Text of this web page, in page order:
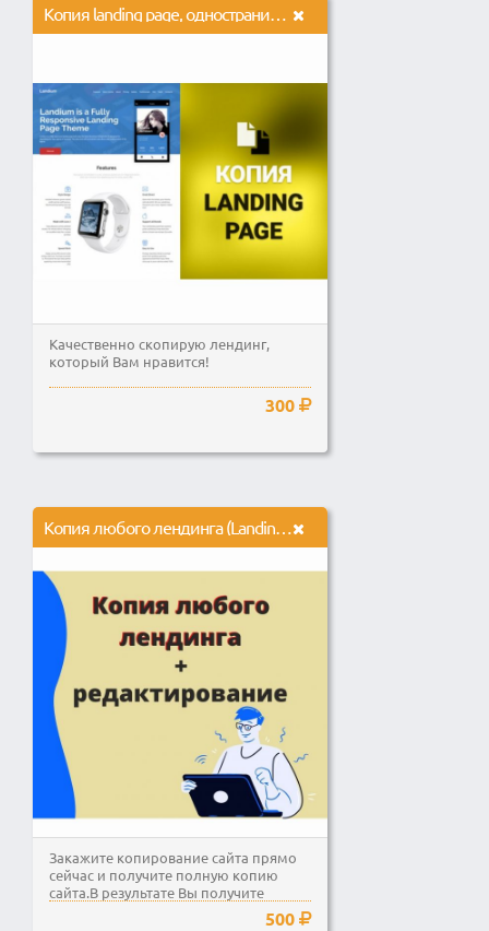
Копия landing page, одностраничный сайта с настройкой форм на почту
Качественно скопирую лендинг,
который Вам нравится!
300
Копия любого лендинга (Landing Page)
Закажите копирование сайта прямо
сейчас и получите полную копию
сайта.В результате Вы получите
500